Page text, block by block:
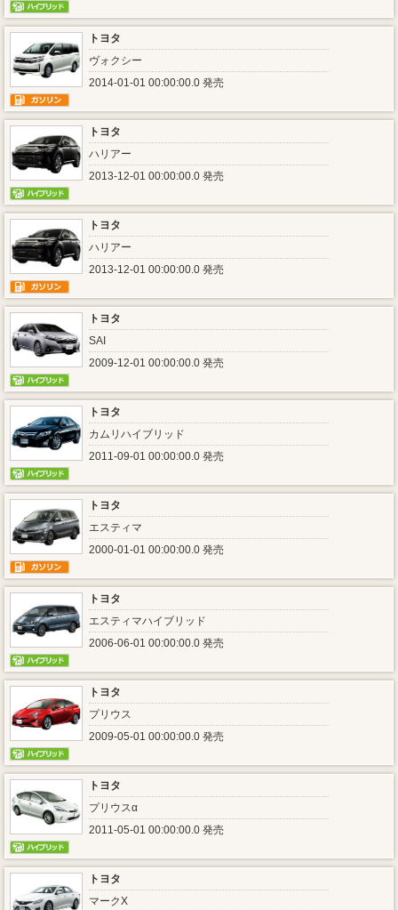
トヨタ
ヴォクシー
2014-01-01 00:00:00.0 発売
トヨタ
ハリアー
2013-12-01 00:00:00.0 発売
トヨタ
ハリアー
2013-12-01 00:00:00.0 発売
トヨタ
SAI
2009-12-01 00:00:00.0 発売
トヨタ
カムリハイブリッド
2011-09-01 00:00:00.0 発売
トヨタ
エスティマ
2000-01-01 00:00:00.0 発売
トヨタ
エスティマハイブリッド
2006-06-01 00:00:00.0 発売
トヨタ
プリウス
2009-05-01 00:00:00.0 発売
トヨタ
プリウスα
2011-05-01 00:00:00.0 発売
トヨタ
マークX